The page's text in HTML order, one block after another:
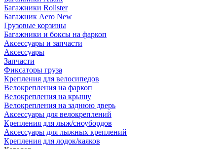
Багажники Rollster
Багажник Aero New
Грузовые корзины
Багажники и боксы на фаркоп
Аксессуары и запчасти
Аксессуары
Запчасти
Фиксаторы груза
Крепления для велосипедов
Велокрепления на фаркоп
Велокрепления на крышу
Велокрепления на заднюю дверь
Аксессуары для велокреплений
Крепления для лыж/сноубордов
Аксессуары для лыжных креплений
Крепления для лодок/каяков